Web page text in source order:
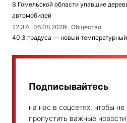
В Гомельской области упавшие
автомобилей
22:37
06.08.2026
Общество
40,3 градуса — новый
Подписывайтесь
на нас в соцсетях, чтобы не
пропустить важные